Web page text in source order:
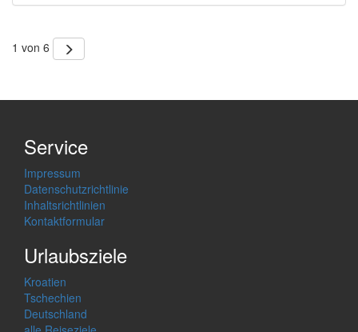
1 von 6
Service
Impressum
Datenschutzrichtlinie
Inhaltsrichtlinien
Kontaktformular
Urlaubsziele
Kroatien
Tschechien
Deutschland